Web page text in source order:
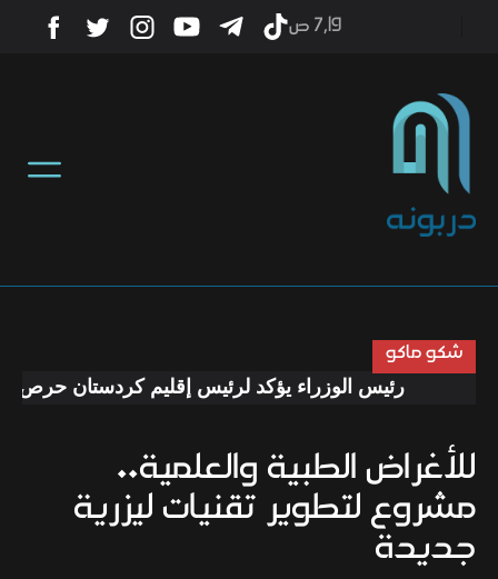
أخبار
رياضة
صحة
ثقافة
وفنون
7٫19 ص
شكو ماكو
رئيس الوزراء يؤكد لرئيس إقليم كردستان حرص
للأغراض الطبية والعلمية..
مشروع لتطوير تقنيات ليزرية
جديدة